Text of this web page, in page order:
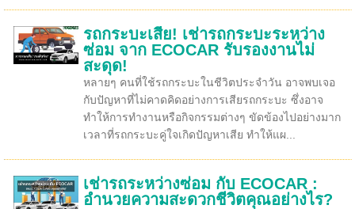
รถกระบะเสีย! เช่ารถกระบะระหว่าง
ซ่อม จาก ECOCAR รับรองงานไม่
สะดุด!
หลายๆ คนที่ใช้รถกระบะในชีวิตประจำวัน อาจพบเจอ
กับปัญหาที่ไม่คาดคิดอย่างการเสียรถกระบะ ซึ่งอาจ
ทำให้การทำงานหรือกิจกรรมต่างๆ ขัดข้องไปอย่างมาก
เวลาที่รถกระบะคู่ใจเกิดปัญหาเสีย ทำให้แผ...
เช่ารถระหว่างซ่อม กับ ECOCAR :
อำนวยความสะดวกชีวิตคุณอย่างไร?